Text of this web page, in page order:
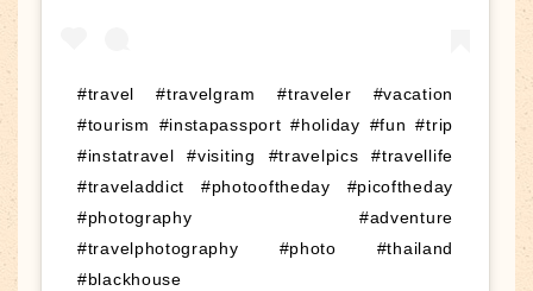
#travel #travelgram #traveler #vacation
#tourism #instapassport #holiday #fun #trip
#instatravel #visiting #travelpics #travellife
#traveladdict #photooftheday #picoftheday
#photography #adventure
#travelphotography #photo #thailand
#blackhouse